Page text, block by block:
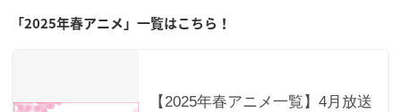
「2025年春アニメ」一覧はこちら！